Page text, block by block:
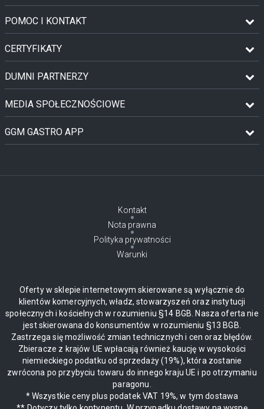
POMOC I KONTAKT
CERTYFIKATY
DUMNI PARTNERZY
MEDIA SPOŁECZNOŚCIOWE
GGM GASTRO APP
Kontakt
Nota prawna
Polityka prywatności
Warunki
Oferty w sklepie internetowym skierowane są wyłącznie do
klientów komercyjnych, władz, stowarzyszeń oraz instytucji
społecznych i kościelnych w rozumieniu §14 BGB. Nasza oferta nie
jest skierowana do konsumentów w rozumieniu §13 BGB.
Zastrzega się możliwość zmian technicznych i cen oraz błędów.
Zbieracze z krajów UE wpłacają również kaucję w wysokości
niemieckiego podatku od sprzedaży (19%), która zostanie
zwrócona po przybyciu towaru do innego kraju UE i po otrzymaniu
paragonu.
* Wszystkie ceny plus podatek VAT 19%, w tym dostawa